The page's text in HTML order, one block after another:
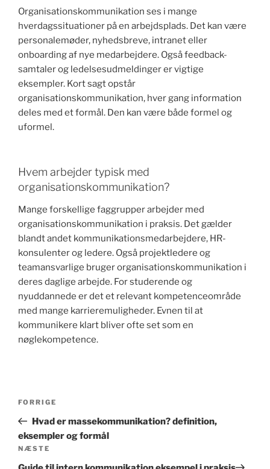
Organisationskommunikation ses i mange
hverdagssituationer på en arbejdsplads. Det kan være
personalemøder, nyhedsbreve, intranet eller
onboarding af nye medarbejdere. Også feedback-
samtaler og ledelsesudmeldinger er vigtige
eksempler. Kort sagt opstår
organisationskommunikation, hver gang information
deles med et formål. Den kan være både formel og
uformel.
Hvem arbejder typisk med
organisationskommunikation?
Mange forskellige faggrupper arbejder med
organisationskommunikation i praksis. Det gælder
blandt andet kommunikationsmedarbejdere, HR-
konsulenter og ledere. Også projektledere og
teamansvarlige bruger organisationskommunikation i
deres daglige arbejde. For studerende og
nyuddannede er det et relevant kompetenceområde
med mange karrieremuligheder. Evnen til at
kommunikere klart bliver ofte set som en
nøglekompetence.
Forrige
indlæg
FORRIGE
Hvad er massekommunikation? definition,
eksempler og formål
Næste
indlæg
NÆSTE